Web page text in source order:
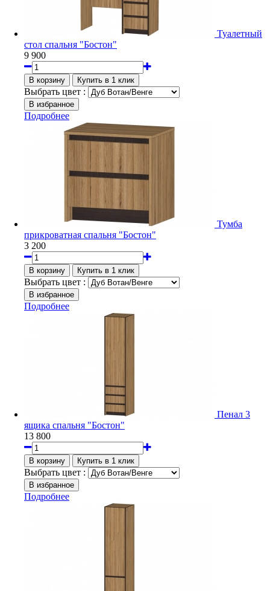
Туалетный
стол спальня "Бостон"
9 900
Выбрать цвет :
Подробнее
Тумба
прикроватная спальня "Бостон"
3 200
Выбрать цвет :
Подробнее
Пенал 3
ящика спальня "Бостон"
13 800
Выбрать цвет :
Подробнее